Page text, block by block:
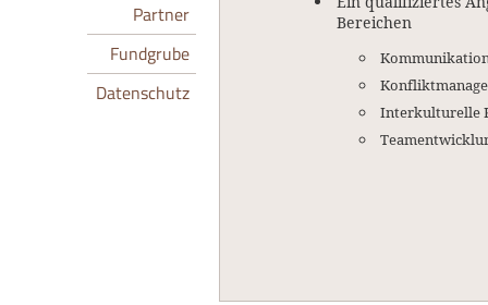
Partner
Fundgrube
Datenschutz
Bereichen
Interkulturelle